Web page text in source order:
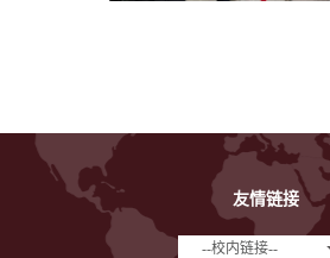
友情链接
--校内链接--